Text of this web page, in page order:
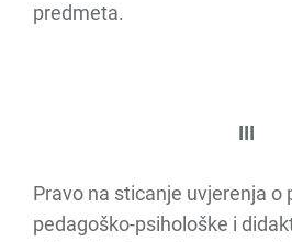
predmeta.
III
Pravo na sticanje uvjerenja o
pedagoško-psihološke i